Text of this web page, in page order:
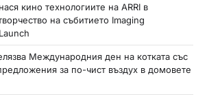
кино технологиите на ARRI в
на събитието Imaging
Международния ден на котката със
за по-чист въздух в домовете